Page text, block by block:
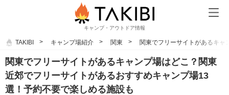
キャンプ・アウトドア情報
TAKIBI キャンプ場紹介 関東 関東でフリーサイトがあるキャ
関東でフリーサイトがあるキャンプ場はどこ？関東
近郊でフリーサイトがあるおすすめキャンプ場13
選！予約不要で楽しめる施設も